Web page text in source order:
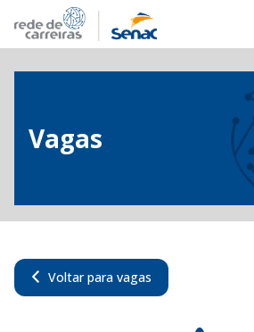
Vagas
Voltar para vagas